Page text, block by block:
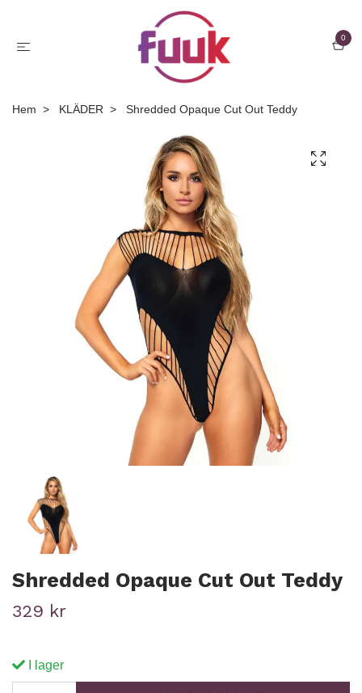
0
Hem KLÄDER Shredded Opaque Cut Out Teddy
Shredded Opaque Cut Out Teddy
329 kr
I lager